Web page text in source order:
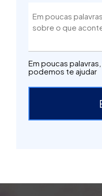
Em poucas
podemos te ajudar